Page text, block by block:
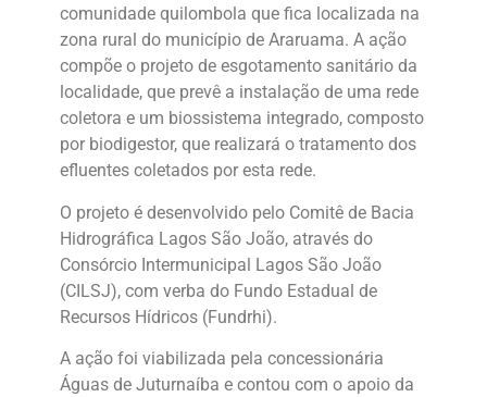
comunidade quilombola que fica localizada na
zona rural do município de Araruama. A ação
compõe o projeto de esgotamento sanitário da
localidade, que prevê a instalação de uma rede
coletora e um biossistema integrado, composto
por biodigestor, que realizará o tratamento dos
efluentes coletados por esta rede.
O projeto é desenvolvido pelo Comitê de Bacia
Hidrográfica Lagos São João, através do
Consórcio Intermunicipal Lagos São João
(CILSJ), com verba do Fundo Estadual de
Recursos Hídricos (Fundrhi).
A ação foi viabilizada pela concessionária
Águas de Juturnaíba e contou com o apoio da